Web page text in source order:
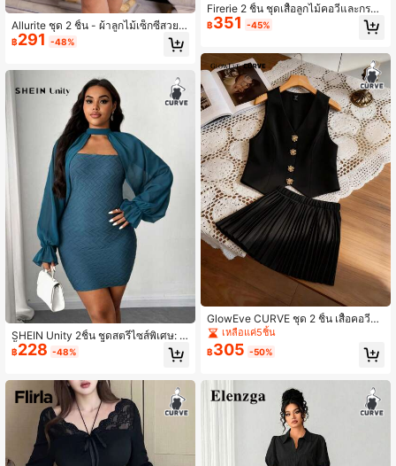
Allurite ชุด 2 ชิ้น - ผ้าลูกไม้เซ็กซี่สวยแ
ละกระโปรงมินิมอลิสต์
฿291 -48%
SHEIN Unity 2ชิ้น ชุดสตรีไซส์พิเศษ: เ
สื้อคลุมแขนยาวคอตั้งผ้าชีฟองหรูหรา
และชุดสลิปเดรสผ้าถักทอผิวเนื้อ
฿228 -48%
Firerie 2 ชิ้น ชุดเสื้อลูกไม้คอวีและกระโ
ปรงชายระบายสำหรับผู้หญิงไซส์ใหญ่,
แฟชั่นสำหรับออกเดท
฿351 -45%
GlowEve CURVE ชุด 2 ชิ้น เสื้อคอวีแ
ขนกุดและกระโปรงพลีท สำหรับผู้หญิงไ
ซส์ใหญ่ สไตล์หรูหรา เหมาะสำหรับเดท
และการเดินทางไปทำงาน ช่วยให้ดูเพรี
เหลือแค่5ชิ้น
฿305 -50%